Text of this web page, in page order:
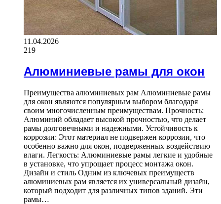
11.04.2026
219
Алюминиевые рамы для окон
Преимущества алюминиевых рам Алюминиевые рамы
для окон являются популярным выбором благодаря
своим многочисленным преимуществам. Прочность:
Алюминий обладает высокой прочностью, что делает
рамы долговечными и надежными. Устойчивость к
коррозии: Этот материал не подвержен коррозии, что
особенно важно для окон, подверженных воздействию
влаги. Легкость: Алюминиевые рамы легкие и удобные
в установке, что упрощает процесс монтажа окон.
Дизайн и стиль Одним из ключевых преимуществ
алюминиевых рам является их универсальный дизайн,
который подходит для различных типов зданий. Эти
рамы…